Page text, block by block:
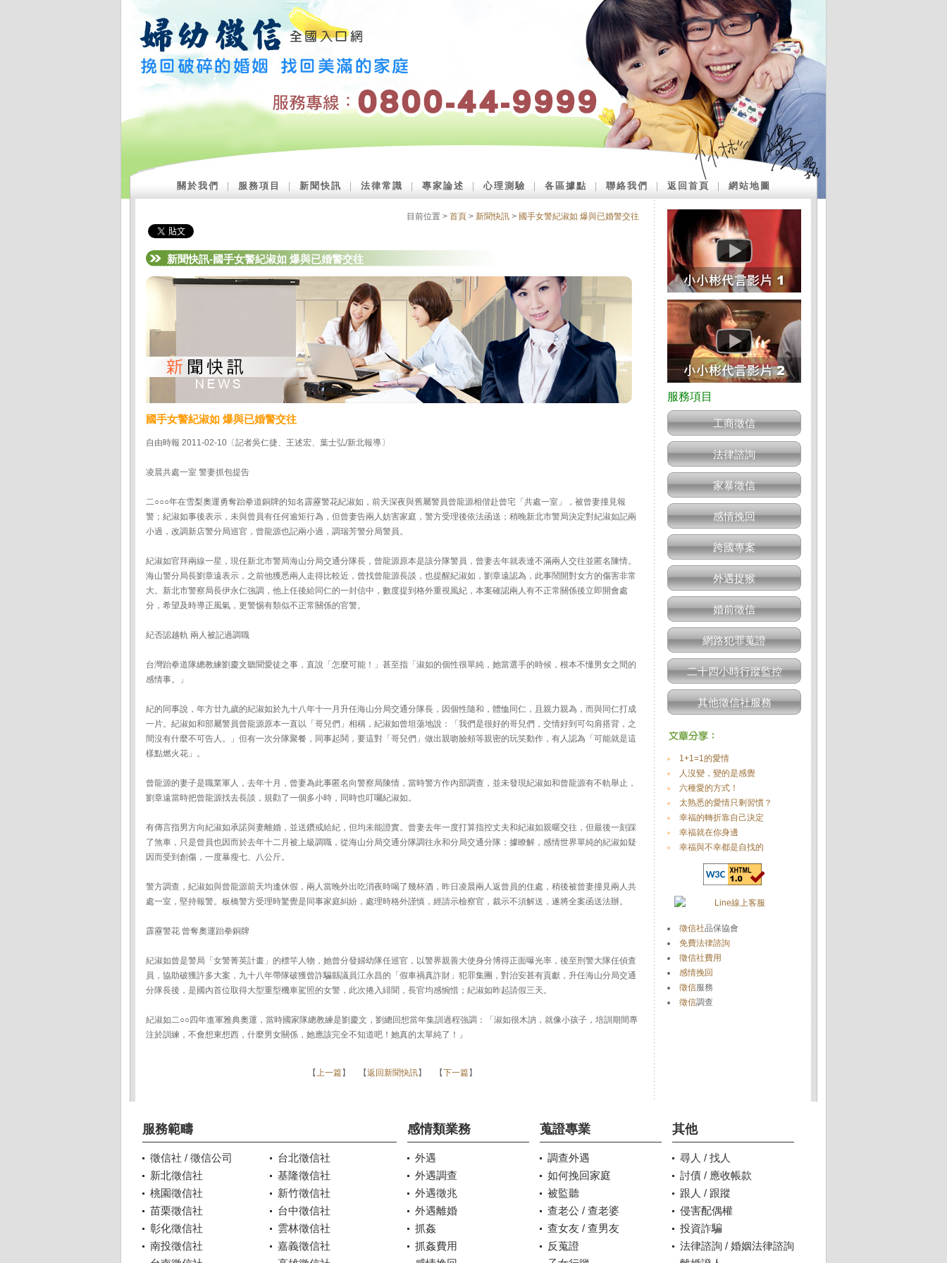
關於我們 服務項目 新聞快訊 法律常識 專家論述 ｜心理測驗 各區據點 聯絡我們 返回首頁 網站地圖
目前位置 > 首頁 > 新聞快訊 > 國手女警紀淑如 爆與已婚警交往
新聞快訊-國手女警紀淑如 爆與已婚警交往
國手女警紀淑如 爆與已婚警交往
自由時報 2011-02-10〔記者吳仁捷、王述宏、葉士弘/新北報導〕
凌晨共處一室 警妻抓包提告
二○○○年在雪梨奧運勇奪跆拳道銅牌的知名霹靂警花紀淑如，前天深夜與舊屬警員曾龍源相偕赴曾宅「共處一室」，被曾妻撞見報
警；紀淑如事後表示，未與曾員有任何逾矩行為，但曾妻告兩人妨害家庭，警方受理後依法函送；稍晚新北市警局決定對紀淑如記兩
小過，改調新店警分局巡官，曾龍源也記兩小過，調瑞芳警分局警員。
紀淑如官拜兩線一星，現任新北市警局海山分局交通分隊長，曾龍源原本是該分隊警員，曾妻去年就表達不滿兩人交往並匿名陳情。
海山警分局長劉章遠表示，之前他獲悉兩人走得比較近，曾找曾龍源長談，也提醒紀淑如，劉章遠認為，此事鬧開對女方的傷害非常
大。新北市警察局長伊永仁強調，他上任後給同仁的一封信中，數度提到格外重視風紀，本案確認兩人有不正常關係後立即開會處
分，希望及時導正風氣，更警惕有類似不正常關係的官警。
紀否認越軌 兩人被記過調職
台灣跆拳道隊總教練劉慶文聽聞愛徒之事，直說「怎麼可能！」甚至指「淑如的個性很單純，她當選手的時候，根本不懂男女之間的
感情事。」
紀的同事說，年方廿九歲的紀淑如於九十八年十一月升任海山分局交通分隊長，因個性隨和，體恤同仁，且親力親為，而與同仁打成
一片。紀淑如和部屬警員曾龍源原本一直以「哥兒們」相稱，紀淑如曾坦蕩地說：「我們是很好的哥兒們，交情好到可勾肩搭背，之
間沒有什麼不可告人。」但有一次分隊聚餐，同事起鬨，要這對「哥兒們」做出親吻臉頰等親密的玩笑動作，有人認為「可能就是這
樣點燃火花」。
曾龍源的妻子是職業軍人，去年十月，曾妻為此事匿名向警察局陳情，當時警方作內部調查，並未發現紀淑如和曾龍源有不軌舉止，
劉章遠當時把曾龍源找去長談，規勸了一個多小時，同時也叮囑紀淑如。
有傳言指男方向紀淑如承諾與妻離婚，並送鑽戒給紀，但均未能證實。曾妻去年一度打算指控丈夫和紀淑如親暱交往，但最後一刻踩
了煞車，只是曾員也因而於去年十二月被上級調職，從海山分局交通分隊調往永和分局交通分隊；據瞭解，感情世界單純的紀淑如疑
因而受到創傷，一度暴瘦七、八公斤。
警方調查，紀淑如與曾龍源前天均逢休假，兩人當晚外出吃消夜時喝了幾杯酒，昨日凌晨兩人返曾員的住處，稍後被曾妻撞見兩人共
處一室，堅持報警。板橋警方受理時驚覺是同事家庭糾紛，處理時格外謹慎，經請示檢察官，裁示不須解送，遂將全案函送法辦。
霹靂警花 曾奪奧運跆拳銅牌
紀淑如曾是警局「女警菁英計畫」的標竿人物，她曾分發婦幼隊任巡官，以警界親善大使身分博得正面曝光率，後至刑警大隊任偵查
員，協助破獲許多大案，九十八年帶隊破獲曾詐騙縣議員江永昌的「假車禍真詐財」犯罪集團，對治安甚有貢獻，升任海山分局交通
分隊長後，是國內首位取得大型重型機車駕照的女警，此次捲入緋聞，長官均感惋惜；紀淑如昨起請假三天。
紀淑如二○○四年進軍雅典奧運，當時國家隊總教練是劉慶文，劉總回想當年集訓過程強調：「淑如很木訥，就像小孩子，培訓期間專
注於訓練，不會想東想西，什麼男女關係，她應該完全不知道吧！她真的太單純了！」
【上一篇】 【返回新聞快訊】 【下一篇】
工商徵信
法律諮詢
家暴徵信
感情挽回
跨國專案
外遇捉猴
婚前徵信
網路犯罪蒐證
二十四小時行蹤監控
其他徵信社服務
1+1=1的愛情
人沒變，變的是感覺
六種愛的方式！
太熟悉的愛情只剩習慣？
幸福的轉折靠自己決定
幸福就在你身邊
幸福與不幸都是自找的
徵信社品保協會
免費法律諮詢
徵信社費用
感情挽回
徵信服務
徵信調查
服務範疇
徵信社 / 徵信公司
台北徵信社
新北徵信社
基隆徵信社
桃園徵信社
新竹徵信社
苗栗徵信社
台中徵信社
彰化徵信社
雲林徵信社
南投徵信社
嘉義徵信社
感情類業務
外遇
外遇調查
外遇徵兆
外遇離婚
抓姦
抓姦費用
蒐證專業
調查外遇
如何挽回家庭
被監聽
查老公 / 查老婆
查女友 / 查男友
反蒐證
其他
尋人 / 找人
討債 / 應收帳款
跟人 / 跟蹤
侵害配偶權
投資詐騙
法律諮詢 / 婚姻法律諮詢